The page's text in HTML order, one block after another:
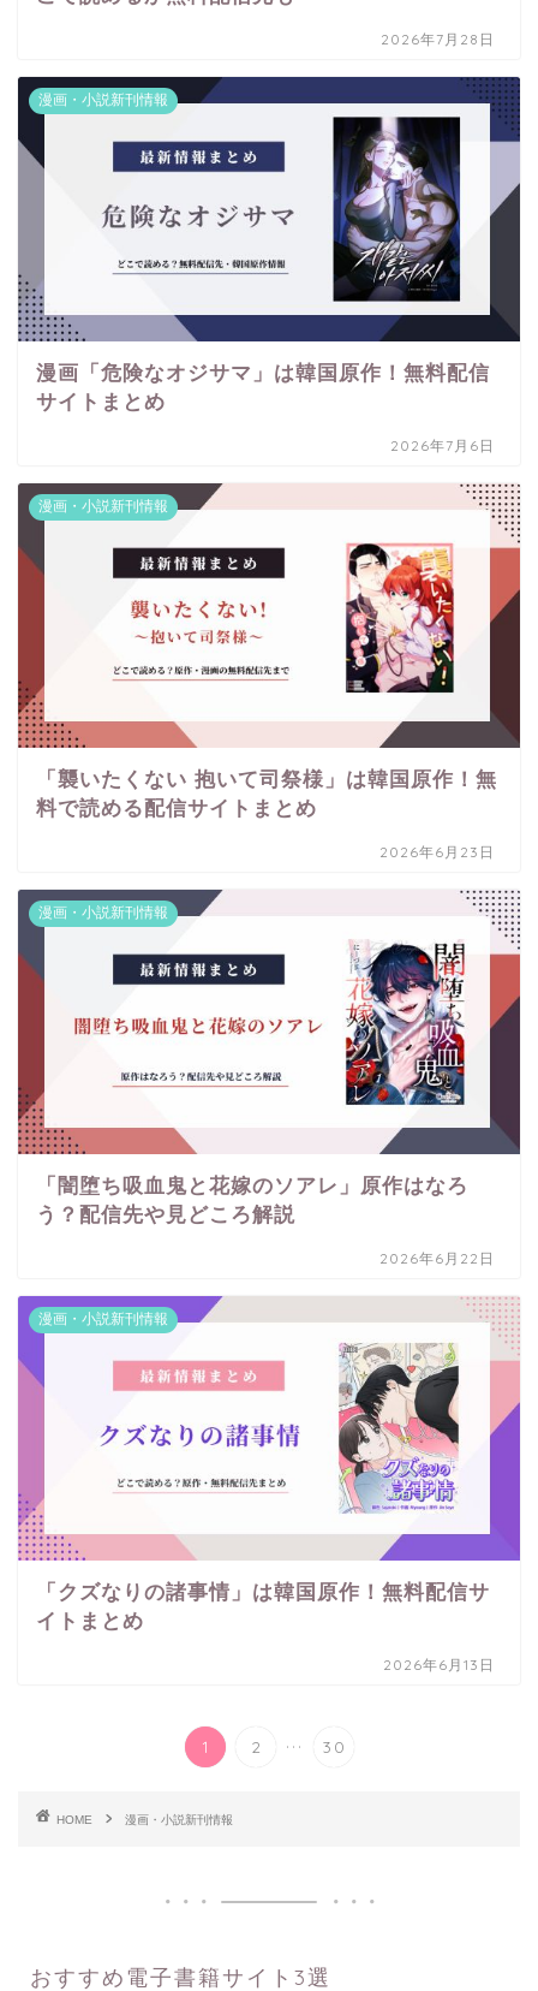
2026年7月28日
漫画・小説新刊情報
漫画「危険なオジサマ」は韓国原作！無料配信
サイトまとめ
2026年7月6日
漫画・小説新刊情報
「襲いたくない 抱いて司祭様」は韓国原作！無
料で読める配信サイトまとめ
2026年6月23日
漫画・小説新刊情報
「闇堕ち吸血鬼と花嫁のソアレ」原作はなろ
う？配信先や見どころ解説
2026年6月22日
漫画・小説新刊情報
「クズなりの諸事情」は韓国原作！無料配信サ
イトまとめ
2026年6月13日
1 2 ... 30
HOME 漫画・小説新刊情報
おすすめ電子書籍サイト3選